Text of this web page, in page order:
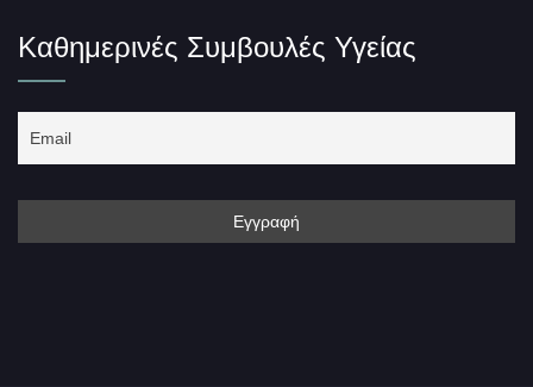
Καθημερινές Συμβουλές Υγείας